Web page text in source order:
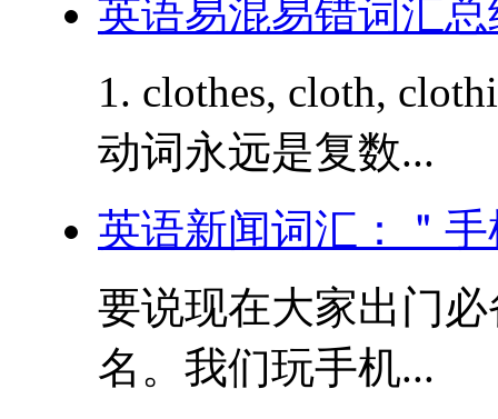
英语易混易错词汇总
1. clothes, cloth,
动词永远是复数...
英语新闻词汇：＂
要说现在大家出门
名。我们玩手机...